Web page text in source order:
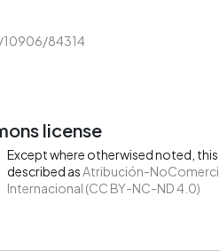
84314
license
Except where otherwised noted, this
described as Atribución-
Internacional (CC BY-NC-ND 4.0)